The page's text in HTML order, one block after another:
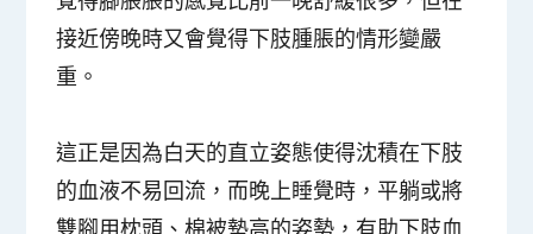
接近傍晚時又會覺得下肢腫脹的情形變嚴
重。
這正是因為白天的直立姿態使得沈積在下肢
的血液不易回流，而晚上睡覺時，平躺或將
雙腳用枕頭、棉被墊高的姿勢 ，有助下肢血